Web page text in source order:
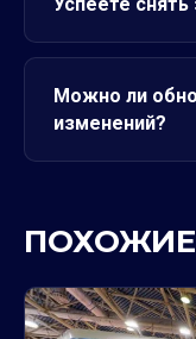
Можно ли
изменений?